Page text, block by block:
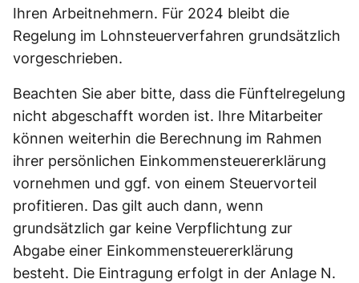
Ihren Arbeitnehmern. Für 2024 bleibt die
Regelung im Lohnsteuerverfahren grundsätzlich
vorgeschrieben.
Beachten Sie aber bitte, dass die Fünftelregelung
nicht abgeschafft worden ist. Ihre Mitarbeiter
können weiterhin die Berechnung im Rahmen
ihrer persönlichen Einkommensteuererklärung
vornehmen und ggf. von einem Steuervorteil
profitieren. Das gilt auch dann, wenn
grundsätzlich gar keine Verpflichtung zur
Abgabe einer Einkommensteuererklärung
besteht. Die Eintragung erfolgt in der Anlage N.